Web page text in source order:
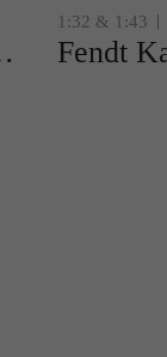
attachment
1:32 & 1:43